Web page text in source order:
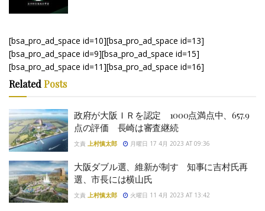
[bsa_pro_ad_space id=10][bsa_pro_ad_space id=13]
[bsa_pro_ad_space id=9][bsa_pro_ad_space id=15]
[bsa_pro_ad_space id=11][bsa_pro_ad_space id=16]
RelatedPosts
政府が大阪ＩＲを認定 1000点満点中、657.9
点の評価 長崎は審査継続
文責 上村慎太郎 月曜日 17 4月 2023 AT 09:36
大阪ダブル選、維新が制す 知事に吉村氏再
選、市長には横山氏
文責 上村慎太郎 火曜日 11 4月 2023 AT 13:42